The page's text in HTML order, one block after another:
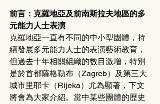
前言：克羅地亞及前南斯拉夫地區的多
元能力人士表演
克羅地亞一直有不同的中小型團體，持
續發展多元能力人士的表演藝術教育，
但過去十年相關組織的數目激增，特別
是於首都薩格勒布（Zagreb）及第三大
城市里耶卡（Rijeka）尤為顯著，下文
將會為大家介紹。當中某些團體的歷史